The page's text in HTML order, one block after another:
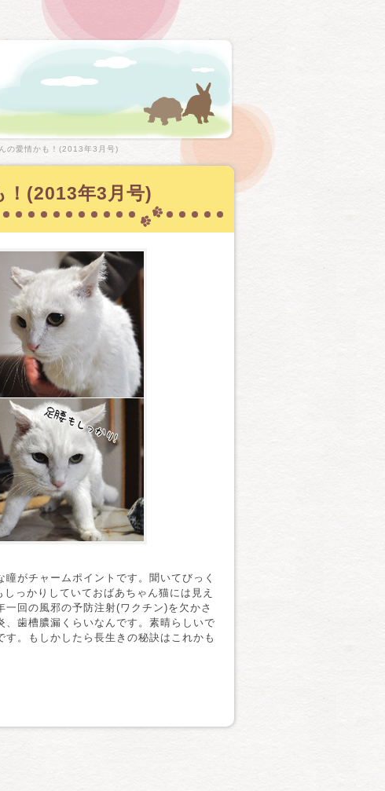
の愛情かも！(2013年3月号)
！(2013年3月号)
がチャームポイントです。聞いてびっく
っかりしていておばあちゃん猫には見え
回の風邪の予防注射(ワクチン)を欠かさ
歯槽膿漏くらいなんです。素晴らしいで
。もしかしたら長生きの秘訣はこれかも